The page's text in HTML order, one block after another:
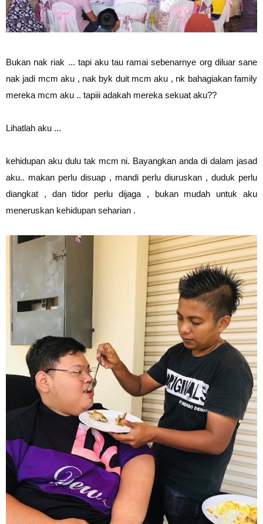
Bukan nak riak ... tapi aku tau ramai sebenarnye org diluar sane
nak jadi mcm aku , nak byk duit mcm aku , nk bahagiakan family
mereka mcm aku .. tapiii adakah mereka sekuat aku??
Lihatlah aku ...
kehidupan aku dulu tak mcm ni. Bayangkan anda di dalam jasad
aku.. makan perlu disuap , mandi perlu diuruskan , duduk perlu
diangkat , dan tidor perlu dijaga , bukan mudah untuk aku
meneruskan kehidupan seharian .